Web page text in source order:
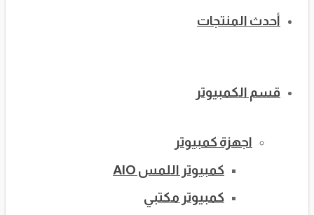
أحدث المنتجات
قسم الكمبيوتر
اجهزة كمبيوتر
كمبيوتر اللمس AIO
كمبيوتر مكتبي